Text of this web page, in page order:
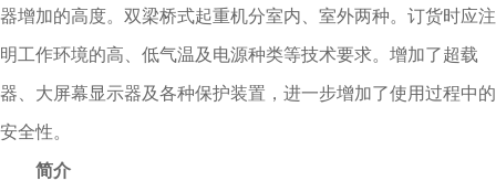
高度：6～22米。
器增加的高度。双梁桥式起重机分室内、室外两种。订货时应注
明工作环境的高、低气温及电源种类等技术要求。增加了超载
器、大屏幕显示器及各种保护装置，进一步增加了使用过程中的
安全性。
简介